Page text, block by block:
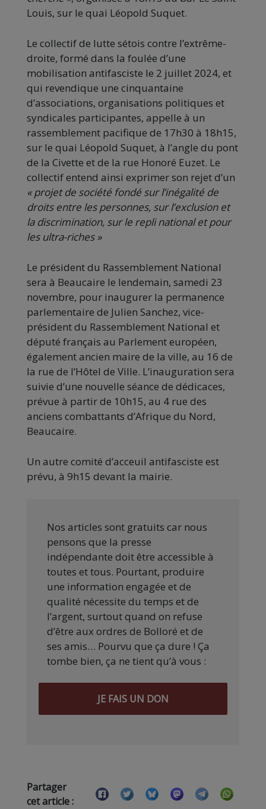
Louis, sur le quai Léopold Suquet.
Le collectif de lutte sétois contre l’extrême-
droite, formé dans la foulée d’une
mobilisation antifasciste le 2 juillet 2024, et
qui revendique une cinquantaine
d’associations, organisations politiques et
syndicales participantes, appelle à un
rassemblement pacifique de 17h30 à 18h15,
sur le quai Léopold Suquet, à l’angle du pont
de la Civette et de la rue Honoré Euzet. Le
collectif entend ainsi exprimer son rejet d’un
« projet de société fondé sur l’inégalité de
droits entre les personnes, sur l’exclusion et
la discrimination, sur le repli national et pour
les ultra-riches »
Le président du Rassemblement National
sera à Beaucaire le lendemain, samedi 23
novembre, pour inaugurer la permanence
parlementaire de Julien Sanchez, vice-
président du Rassemblement National et
député français au Parlement européen,
également ancien maire de la ville, au 16 de
la rue de l’Hôtel de Ville. L’inauguration sera
suivie d’une nouvelle séance de dédicaces,
prévue à partir de 10h15, au 4 rue des
anciens combattants d’Afrique du Nord,
Beaucaire.
Un autre comité d’acceuil antifasciste est
prévu, à 9h15 devant la mairie.
Nos articles sont gratuits car nous
pensons que la presse
indépendante doit être accessible à
toutes et tous. Pourtant, produire
une information engagée et de
qualité nécessite du temps et de
l’argent, surtout quand on refuse
d’être aux ordres de Bolloré et de
ses amis… Pourvu que ça dure ! Ça
tombe bien, ça ne tient qu’à vous :
JE FAIS UN DON
Partager
cet article :